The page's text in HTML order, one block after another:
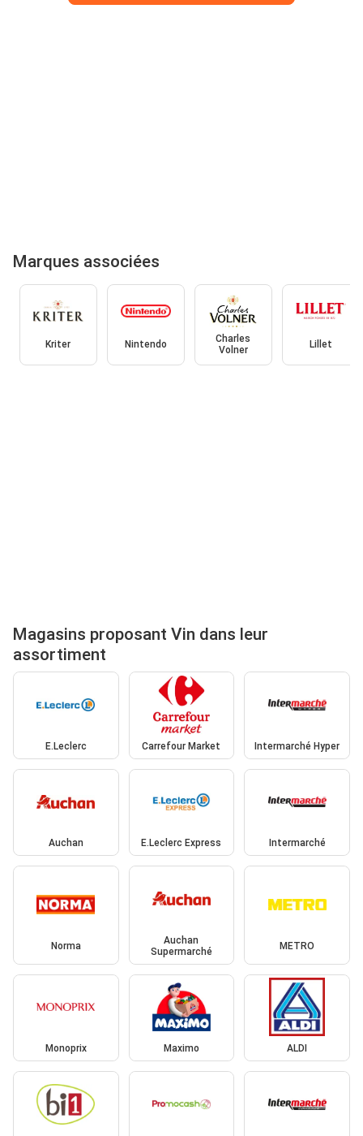
Marques associées
Kriter Nintendo
Charles
Volner
Lillet
Magasins proposant Vin dans leur
assortiment
E.Leclerc Carrefour Market Intermarché Hyper
Auchan E.Leclerc Express Intermarché
Norma
Auchan
Supermarché
METRO
Monoprix Maximo ALDI